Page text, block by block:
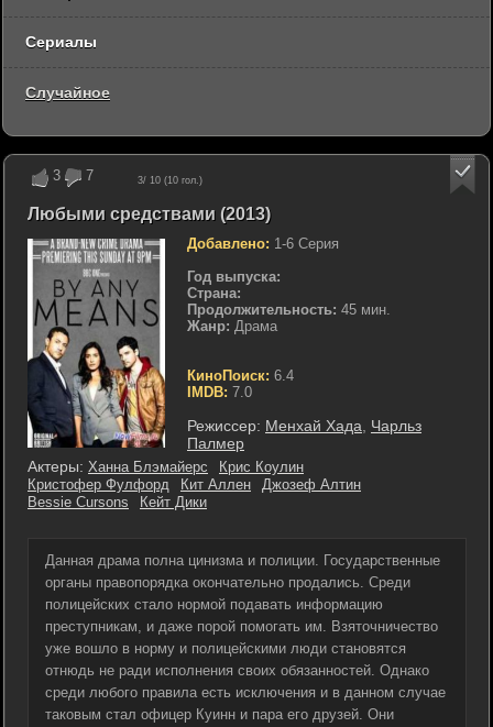
3 7 3/ 10 (10 гол.)
Любыми средствами (2013)
Добавлено: 1-6 Серия
Год выпуска:
Страна:
Продолжительность: 45 мин.
Жанр: Драма
КиноПоиск: 6.4
IMDB: 7.0
Режиссер: Менхай Хада
Чарльз
Палмер
Актеры: Ханна Блэмайерс
Крис Коулин
Кристофер Фулфорд
Кит Аллен
Джозеф Алтин
Bessie Cursons
Кейт Дики
Данная драма полна цинизма и полиции. Государственные
органы правопорядка окончательно продались. Среди
полицейских стало нормой подавать информацию
преступникам, и даже порой помогать им. Взяточничество
уже вошло в норму и полицейскими люди становятся
отнюдь не ради исполнения своих обязанностей. Однако
среди любого правила есть исключения и в данном случае
таковым стал офицер Куинн и пара его друзей. Они
Сериалы
Случайное